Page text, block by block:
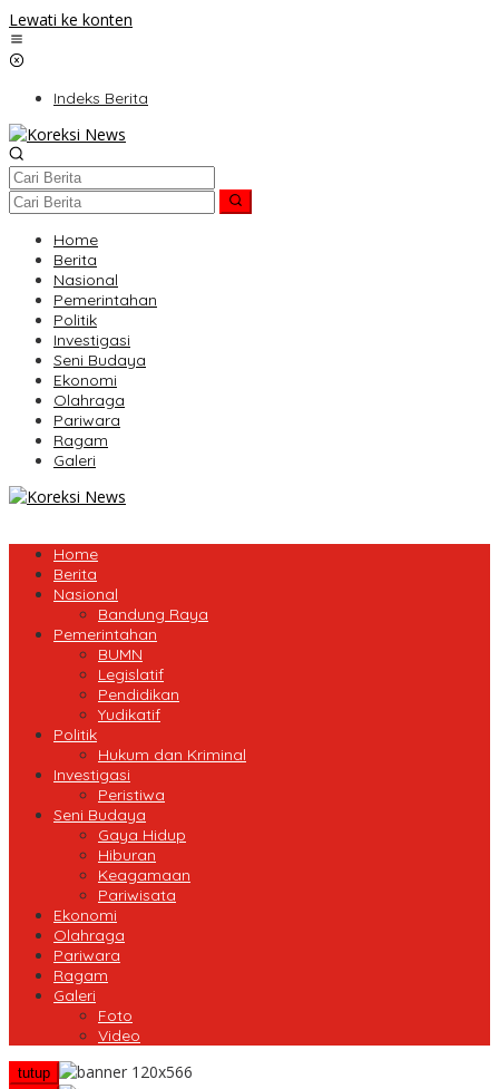
Lewati ke konten
Indeks Berita
Home
Berita
Nasional
Pemerintahan
Politik
Investigasi
Seni Budaya
Ekonomi
Olahraga
Pariwara
Ragam
Galeri
Home
Berita
Nasional
Bandung Raya
Pemerintahan
BUMN
Legislatif
Pendidikan
Yudikatif
Politik
Hukum dan Kriminal
Investigasi
Peristiwa
Seni Budaya
Gaya Hidup
Hiburan
Keagamaan
Pariwisata
Ekonomi
Olahraga
Pariwara
Ragam
Galeri
Foto
Video
tutup